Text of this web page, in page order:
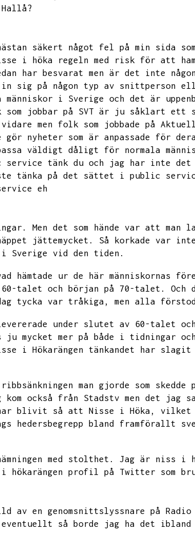
Hallå?
säkert något fel på min sida
i höka regeln med risk för att
har besvarat men är det inte
sig på någon typ av snittperson
människor i Sverige och det är
som jobbar på SVT är ju såklart
men folk som jobbade på
gör nyheter som är anpassade för
passa väldigt dåligt för normala
tänk du och jag har inte det
tänka på det sättet i public
eh
Men det som hände var att man
jättemycket.
Så korkade var
i Sverige vid den tiden.
hämtade ur de här människornas
60-talet och början på 70-talet.
tycka var tråkiga, men alla
under slutet av 60-talet
ju mycket mer på både i tidningar
i Hökarängen tänkandet har slagit
man gjorde som skedde
kom också från Stadstv men det
blivit så att Nisse i Höka,
vilket
hedersbegrepp bland framförallt
med stolthet.
Jag är niss i
profil på Twitter som
en genomsnittslyssnare på Radio
eventuellt så borde jag ha det